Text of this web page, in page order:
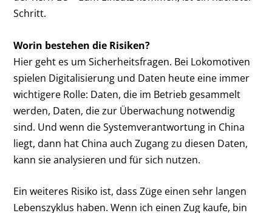
Schritt.
Worin bestehen die Risiken?
Hier geht es um Sicherheitsfragen. Bei Lokomotiven
spielen Digitalisierung und Daten heute eine immer
wichtigere Rolle: Daten, die im Betrieb gesammelt
werden, Daten, die zur Überwachung notwendig
sind. Und wenn die Systemverantwortung in China
liegt, dann hat China auch Zugang zu diesen Daten,
kann sie analysieren und für sich nutzen.
Ein weiteres Risiko ist, dass Züge einen sehr langen
Lebenszyklus haben. Wenn ich einen Zug kaufe, bin